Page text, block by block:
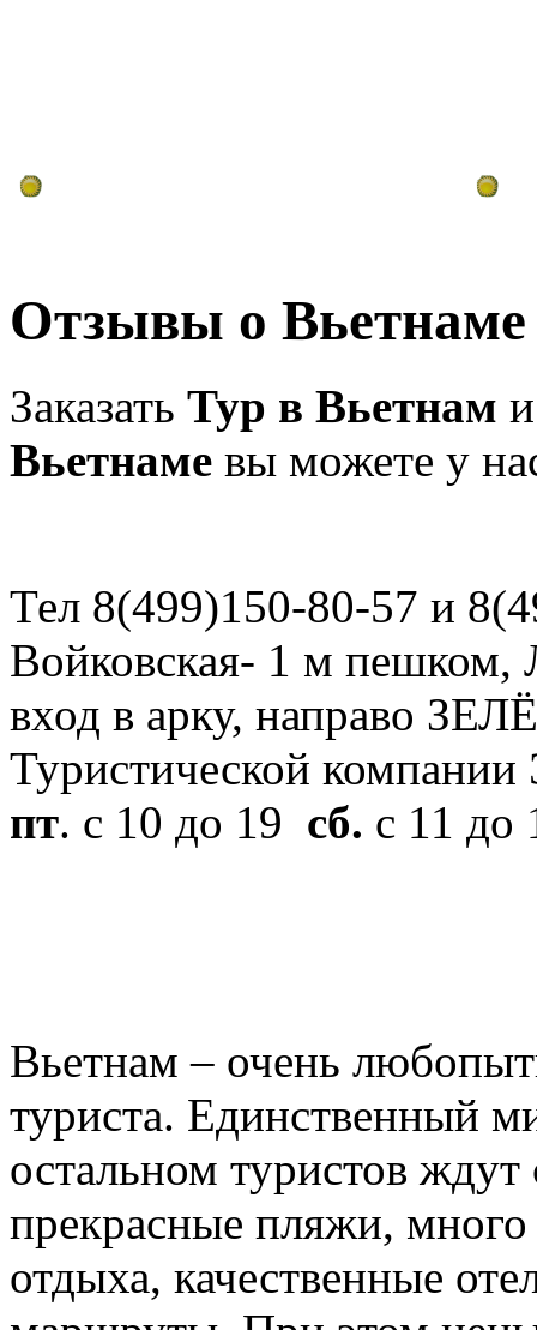
Отзывы о Вьетнаме
Заказать Тур в Вьетнам
Вьетнаме вы можете у
Тел 8(499)150-80-57 и
Войковская- 1 м пешком,
вход в арку, направо
Туристической
пт. с 10 до 19 сб. с 11 до
Вьетнам – очень
туриста. Единственный
остальном туристов
прекрасные пляжи,
отдыха, качественные